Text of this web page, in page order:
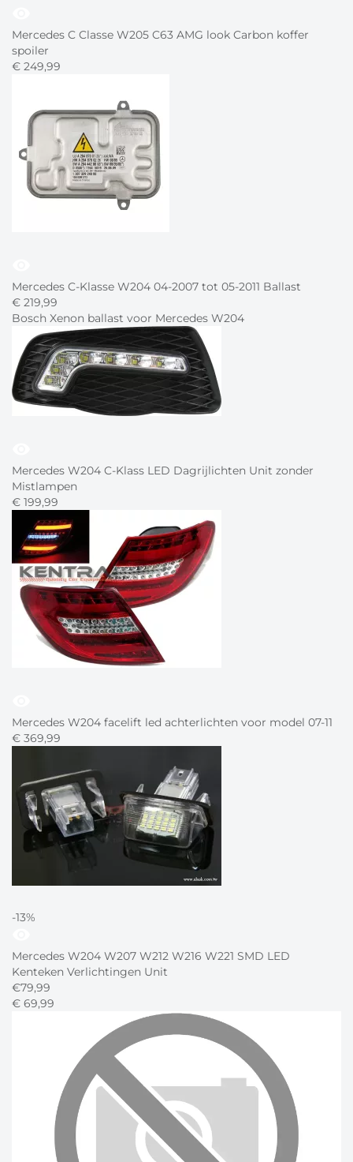
Mercedes C Classe W205 C63 AMG look Carbon koffer
spoiler
€ 249,99
Mercedes C-Klasse W204 04-2007 tot 05-2011 Ballast
€ 219,99
Bosch Xenon ballast voor Mercedes W204
Mercedes W204 C-Klass LED Dagrijlichten Unit zonder
Mistlampen
€ 199,99
Mercedes W204 facelift led achterlichten voor model 07-11
€ 369,99
-13%
Mercedes W204 W207 W212 W216 W221 SMD LED
Kenteken Verlichtingen Unit
€79,99
€ 69,99